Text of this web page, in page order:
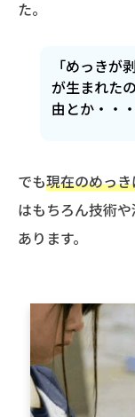
た。
「めっきが
が生まれた
由とか・・・
でも現在のめっ
はもちろん技術
あります。